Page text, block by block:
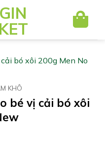
KHÔ
bé vị cải bó xôi